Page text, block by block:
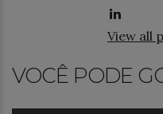
View all
VOCÊ PODE